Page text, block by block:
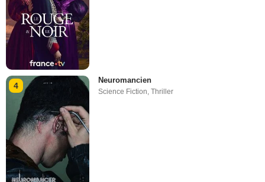
4
Neuromancien
Science Fiction,Thriller